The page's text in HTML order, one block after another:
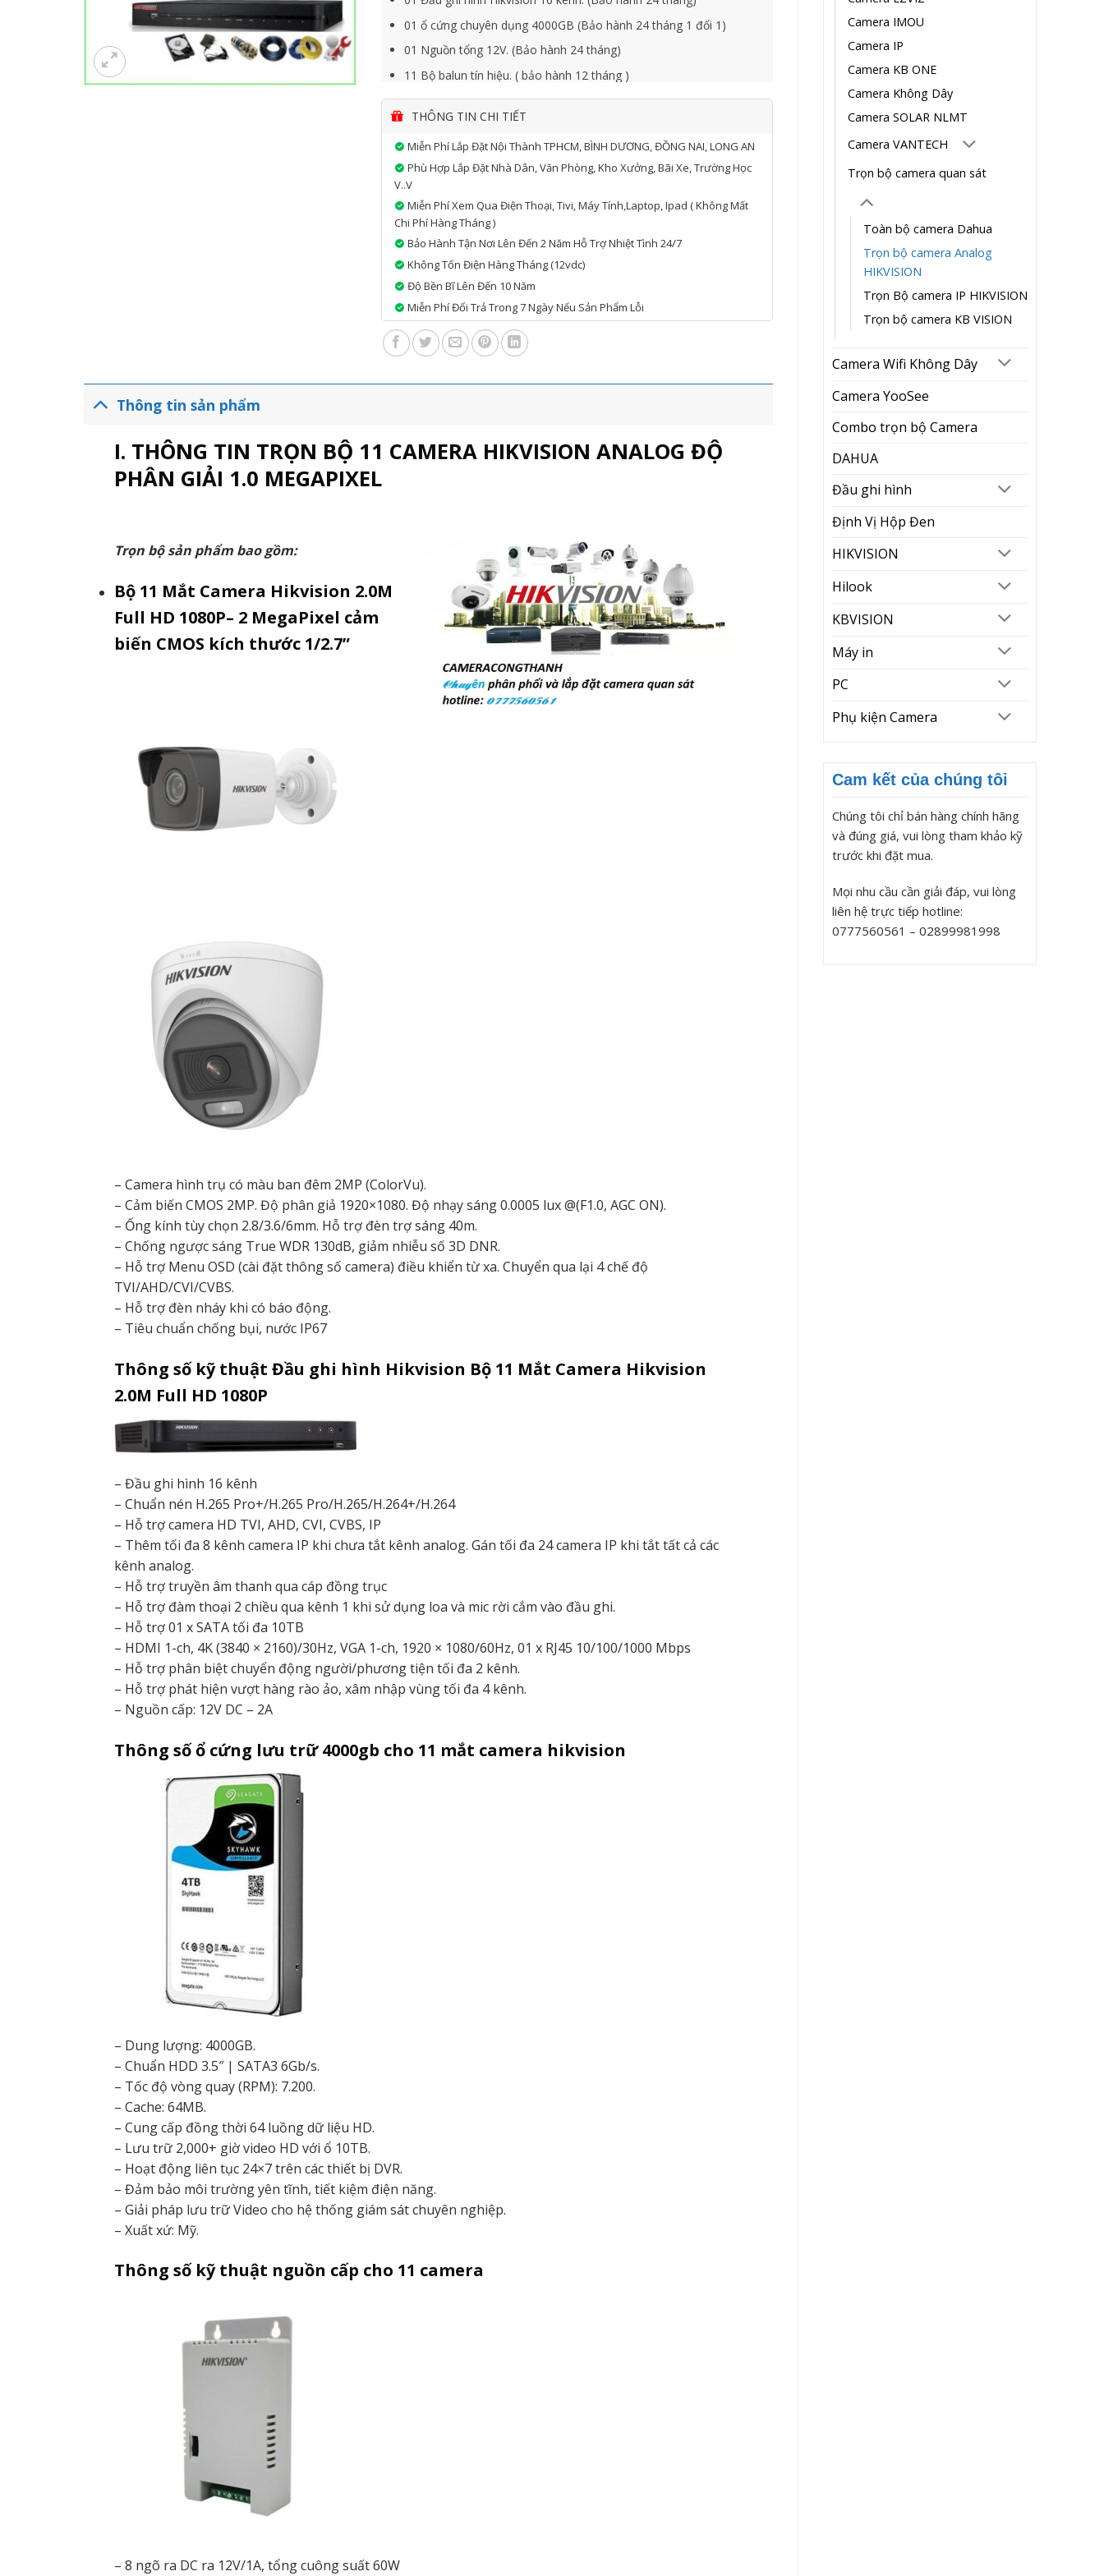
Camera IMOU
Camera IP
Camera KB ONE
Camera Không Dây
Camera SOLAR NLMT
Camera VANTECH
Trọn bộ camera quan sát
Toàn bộ camera Dahua
Trọn bộ camera Analog
HIKVISION
Trọn Bộ camera IP HIKVISION
Trọn bộ camera KB VISION
Camera Wifi Không Dây
Camera YooSee
Combo trọn bộ Camera
DAHUA
Đầu ghi hình
Định Vị Hộp Đen
HIKVISION
Hilook
KBVISION
Máy in
PC
Phụ kiện Camera
Cam kết của chúng tôi
Chúng tôi chỉ bán hàng chính hãng
và đúng giá, vui lòng tham khảo kỹ
trước khi đặt mua.
Mọi nhu cầu cần giải đáp, vui lòng
liên hệ trực tiếp hotline:
0777560561 – 02899981998
01 ổ cứng chuyên dụng 4000GB (Bảo hành 24 tháng 1 đổi 1)
01 Nguồn tổng 12V. (Bảo hành 24 tháng)
11 Bộ balun tín hiệu. ( bảo hành 12 tháng )
THÔNG TIN CHI TIẾT
Miễn Phí Lắp Đặt Nội Thành TPHCM, BÌNH DƯƠNG, ĐỒNG NAI, LONG AN
Phù Hợp Lắp Đặt Nhà Dân, Văn Phòng, Kho Xưởng, Bãi Xe, Trường Học
V..v
Miễn Phí Xem Qua Điện Thoại, Tivi, Máy Tính,laptop, Ipad ( Không Mất
Chi Phí Hàng Tháng )
Bảo Hành Tận Nơi Lên Đến 2 Năm Hỗ Trợ Nhiệt Tình 24/7
Không Tốn Điện Hàng Tháng (12vdc)
Độ Bền Bĩ Lên Đến 10 Năm
Miễn Phí Đổi Trả Trong 7 Ngày Nếu Sản Phẩm Lỗi
Thông tin sản phẩm
I. THÔNG TIN TRỌN BỘ 11 CAMERA HIKVISION ANALOG ĐỘ
PHÂN GIẢI 1.0 MEGAPIXEL
Trọn bộ sản phẩm bao gồm:
Bộ 11 Mắt Camera Hikvision 2.0M
Full HD 1080P– 2 MegaPixel cảm
biến CMOS kích thước 1/2.7”
– Camera hình trụ có màu ban đêm 2MP (ColorVu).
– Cảm biến CMOS 2MP. Độ phân giả 1920×1080. Độ nhạy sáng 0.0005 lux @(F1.0, AGC ON).
– Ống kính tùy chọn 2.8/3.6/6mm. Hỗ trợ đèn trợ sáng 40m.
– Chống ngược sáng True WDR 130dB, giảm nhiễu số 3D DNR.
– Hỗ trợ Menu OSD (cài đặt thông số camera) điều khiển từ xa. Chuyển qua lại 4 chế độ
TVI/AHD/CVI/CVBS.
– Hỗ trợ đèn nháy khi có báo động.
– Tiêu chuẩn chống bụi, nước IP67
Thông số kỹ thuật Đầu ghi hình Hikvision Bộ 11 Mắt Camera Hikvision
2.0M Full HD 1080P
– Đầu ghi hình 16 kênh
– Chuẩn nén H.265 Pro+/H.265 Pro/H.265/H.264+/H.264
– Hỗ trợ camera HD TVI, AHD, CVI, CVBS, IP
– Thêm tối đa 8 kênh camera IP khi chưa tắt kênh analog. Gán tối đa 24 camera IP khi tắt tất cả các
kênh analog.
– Hỗ trợ truyền âm thanh qua cáp đồng trục
– Hỗ trợ đàm thoại 2 chiều qua kênh 1 khi sử dụng loa và mic rời cắm vào đầu ghi.
– Hỗ trợ 01 x SATA tối đa 10TB
– HDMI 1-ch, 4K (3840 × 2160)/30Hz, VGA 1-ch, 1920 × 1080/60Hz, 01 x RJ45 10/100/1000 Mbps
– Hỗ trợ phân biệt chuyển động người/phương tiện tối đa 2 kênh.
– Hỗ trợ phát hiện vượt hàng rào ảo, xâm nhập vùng tối đa 4 kênh.
– Nguồn cấp: 12V DC – 2A
Thông số ổ cứng lưu trữ 4000gb cho 11 mắt camera hikvision
– Dung lượng: 4000GB.
– Chuẩn HDD 3.5″ | SATA3 6Gb/s.
– Tốc độ vòng quay (RPM): 7.200.
– Cache: 64MB.
– Cung cấp đồng thời 64 luồng dữ liệu HD.
– Lưu trữ 2,000+ giờ video HD với ổ 10TB.
– Hoạt động liên tục 24×7 trên các thiết bị DVR.
– Đảm bảo môi trường yên tĩnh, tiết kiệm điện năng.
– Giải pháp lưu trữ Video cho hệ thống giám sát chuyên nghiệp.
– Xuất xứ: Mỹ.
Thông số kỹ thuật nguồn cấp cho 11 camera
– 8 ngõ ra DC ra 12V/1A, tổng cuông suất 60W